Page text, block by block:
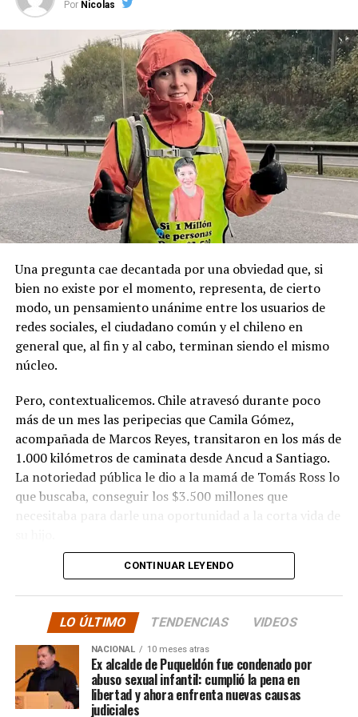
El caso generó una profunda conmoción en la comuna
de Puqueldón, donde Montecinos ejerció como
autoridad y mantenía vínculos con sectores políticos
locales, principalmente de derecha.
Pese a la gravedad a la gravedad de los hechos, no se
registraron declaraciones públicas de su partido ni
sanciones políticas posteriores.
buscamos es que esta fecha sea un feriado regional
permanente y se haga justicia con esta posesión
geopolítica que es tan importante”.
Recordemos que el 21 de Septiembre de 1883 se produjo
la Toma de Posesión del Estrecho de Magallanes, donde
el capitán Juan Guillermos y 23 tripulantes a bordo de la
Goleta de Guerra Ancud de la Armada tomaron posesión
de estas tierras patagónicas donde izaron la bandera
nacional declarando este territorio como parte de Chile.
Por Nicolas
Una pregunta cae decantada por una obviedad que, si
bien no existe por el momento, representa, de cierto
modo, un pensamiento unánime entre los usuarios de
redes sociales, el ciudadano común y el chileno en
general que, al fin y al cabo, terminan siendo el mismo
núcleo.
Pero, contextualicemos. Chile atravesó durante poco
más de un mes las peripecias que Camila Gómez,
acompañada de Marcos Reyes, transitaron en los más de
1.000 kilómetros de caminata desde Ancud a Santiago.
La notoriedad pública le dio a la mamá de Tomás Ross lo
que buscaba, conseguir los $3.500 millones que
necesitaba para darle una oportunidad a la corta vida de
La solidaridad y empatía de los chilenos en cada paso
sino que se superó con creces. De hecho, el último
cómputo dado a conocer reveló la suma total de
$3.689.545.200.
Según Camila Gómez, el excedente de casi $200
millones sería destinadopara los costos médicos
CONTINUAR LEYENDO
LO ÚLTIMO TENDENCIAS VIDEOS
NACIONAL 10 meses atras
Ex alcalde de Puqueldón fue condenado por
abuso sexual infantil: cumplió la pena en
libertad y ahora enfrenta nuevas causas
judiciales